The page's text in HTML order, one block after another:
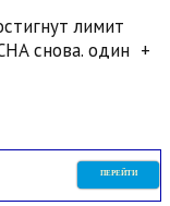
лимит
снова. один +
ПЕРЕЙТИ